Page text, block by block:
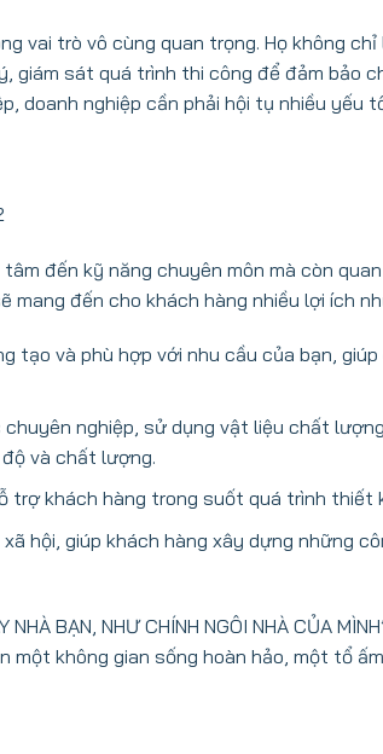
vai trò vô cùng quan trọng. Họ không
giám sát quá trình thi công để đảm bảo
nghiệp cần phải hội tụ nhiều yếu
đến kỹ năng chuyên môn mà còn
mang đến cho khách hàng nhiều lợi ích
tạo và phù hợp với nhu cầu của bạn,
nghiệp, sử dụng vật liệu chất
và chất lượng.
trợ khách hàng trong suốt quá trình thiết
hội, giúp khách hàng xây dựng những
BẠN, NHƯ CHÍNH NGÔI NHÀ CỦA
một không gian sống hoàn hảo, một tổ